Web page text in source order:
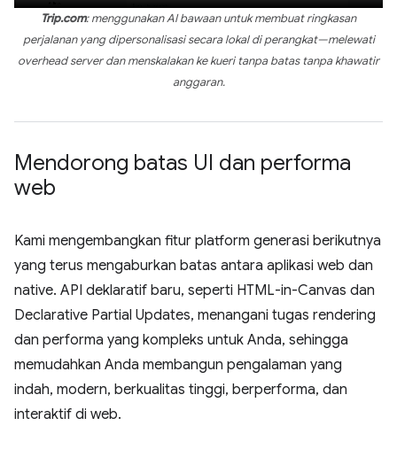
Trip.com: menggunakan AI bawaan untuk membuat ringkasan
perjalanan yang dipersonalisasi secara lokal di perangkat—melewati
overhead server dan menskalakan ke kueri tanpa batas tanpa khawatir
anggaran.
Mendorong batas UI dan performa
web
Kami mengembangkan fitur platform generasi berikutnya
yang terus mengaburkan batas antara aplikasi web dan
native. API deklaratif baru, seperti HTML-in-Canvas dan
Declarative Partial Updates, menangani tugas rendering
dan performa yang kompleks untuk Anda, sehingga
memudahkan Anda membangun pengalaman yang
indah, modern, berkualitas tinggi, berperforma, dan
interaktif di web.